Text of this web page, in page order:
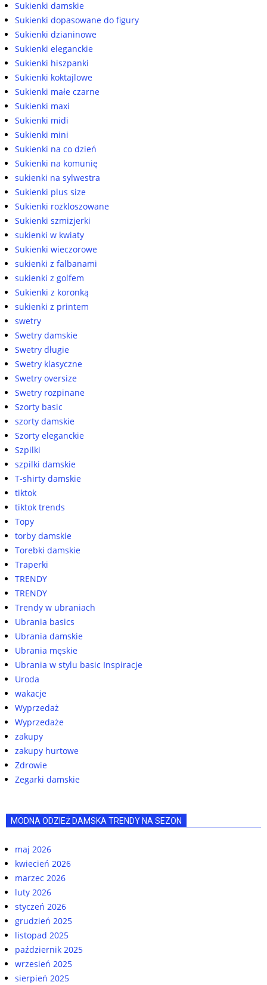
Sukienki damskie
Sukienki dopasowane do figury
Sukienki dzianinowe
Sukienki eleganckie
Sukienki hiszpanki
Sukienki koktajlowe
Sukienki małe czarne
Sukienki maxi
Sukienki midi
Sukienki mini
Sukienki na co dzień
Sukienki na komunię
sukienki na sylwestra
Sukienki plus size
Sukienki rozkloszowane
Sukienki szmizjerki
sukienki w kwiaty
Sukienki wieczorowe
sukienki z falbanami
sukienki z golfem
Sukienki z koronką
sukienki z printem
swetry
Swetry damskie
Swetry długie
Swetry klasyczne
Swetry oversize
Swetry rozpinane
Szorty basic
szorty damskie
Szorty eleganckie
Szpilki
szpilki damskie
T-shirty damskie
tiktok
tiktok trends
Topy
torby damskie
Torebki damskie
Traperki
TRENDY
TRENDY
Trendy w ubraniach
Ubrania basics
Ubrania damskie
Ubrania męskie
Ubrania w stylu basic Inspiracje
Uroda
wakacje
Wyprzedaż
Wyprzedaże
zakupy
zakupy hurtowe
Zdrowie
Zegarki damskie
MODNA ODZIEŻ DAMSKA TRENDY NA SEZON
maj 2026
kwiecień 2026
marzec 2026
luty 2026
styczeń 2026
grudzień 2025
listopad 2025
październik 2025
wrzesień 2025
sierpień 2025